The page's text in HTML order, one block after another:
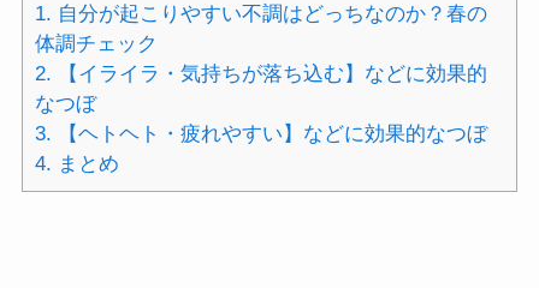
1. 自分が起こりやすい不調はどっちなのか？春の
体調チェック
2. 【イライラ・気持ちが落ち込む】などに効果的
なつぼ
3. 【ヘトヘト・疲れやすい】などに効果的なつぼ
4. まとめ